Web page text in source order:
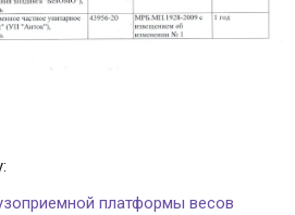
платформы весов